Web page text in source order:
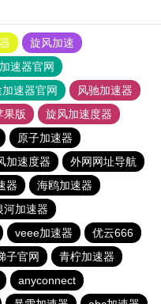
旋风加速
速器官网
速器官网
风驰加速器
果版
旋风加速度器
原子加速器
加速度器
外网网址导航
器
海鸥加速器
河加速器
veee加速器
优云666
子官网
青柠加速器
anyconnect